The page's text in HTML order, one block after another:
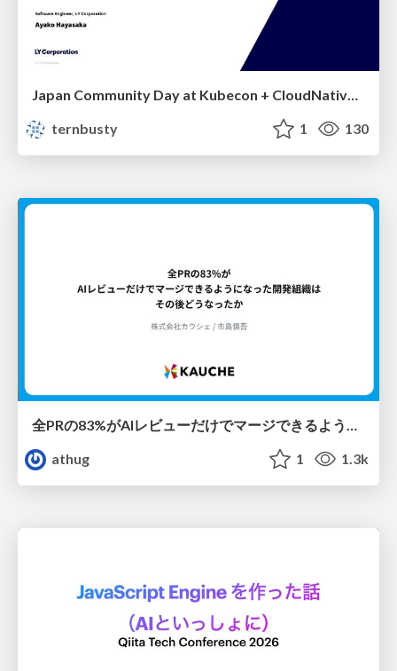
ternbusty
1 130
全PRの83%がAIレビューだけでマージできるようになった開発組織はその後どうなったか
athug
1 1.3k